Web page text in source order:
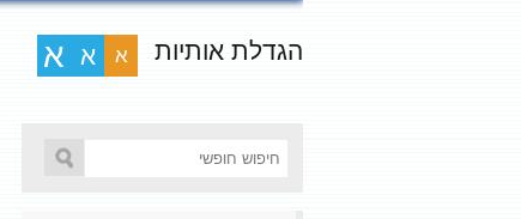
הגדלת אותיות א א א